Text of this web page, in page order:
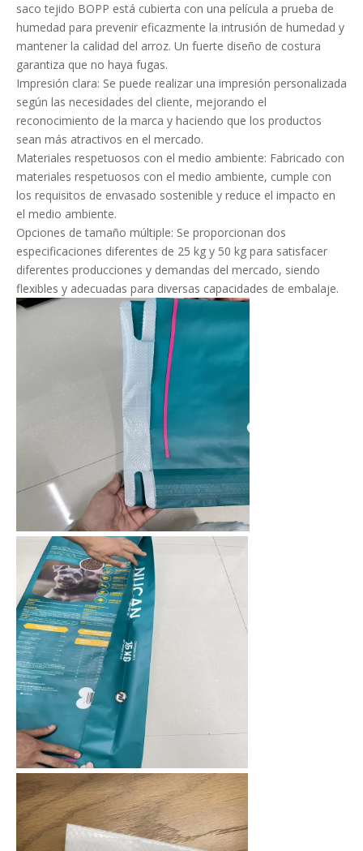
saco tejido BOPP está cubierta con una película a prueba de
humedad para prevenir eficazmente la intrusión de humedad y
mantener la calidad del arroz. Un fuerte diseño de costura
garantiza que no haya fugas.
Impresión clara: Se puede realizar una impresión personalizada
según las necesidades del cliente, mejorando el
reconocimiento de la marca y haciendo que los productos
sean más atractivos en el mercado.
Materiales respetuosos con el medio ambiente: Fabricado con
materiales respetuosos con el medio ambiente, cumple con
los requisitos de envasado sostenible y reduce el impacto en
el medio ambiente.
Opciones de tamaño múltiple: Se proporcionan dos
especificaciones diferentes de 25 kg y 50 kg para satisfacer
diferentes producciones y demandas del mercado, siendo
flexibles y adecuadas para diversas capacidades de embalaje.